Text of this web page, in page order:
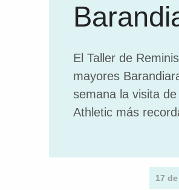
El Taller de
mayores
semana la visita
Athletic más
17